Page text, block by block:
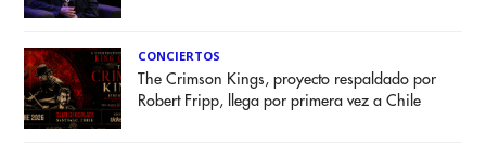
CONCIERTOS
The Crimson Kings, proyecto respaldado por
Robert Fripp, llega por primera vez a Chile